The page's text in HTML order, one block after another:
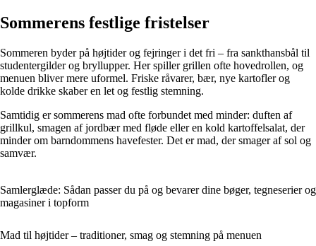
Sommerens festlige fristelser
Sommeren byder på højtider og fejringer i det fri – fra sankthansbål til
studentergilder og bryllupper. Her spiller grillen ofte hovedrollen, og
menuen bliver mere uformel. Friske råvarer, bær, nye kartofler og
kolde drikke skaber en let og festlig stemning.
Samtidig er sommerens mad ofte forbundet med minder: duften af
grillkul, smagen af jordbær med fløde eller en kold kartoffelsalat, der
minder om barndommens havefester. Det er mad, der smager af sol og
samvær.
Samlerglæde: Sådan passer du på og bevarer dine bøger, tegneserier og
magasiner i topform
Mad til højtider – traditioner, smag og stemning på menuen